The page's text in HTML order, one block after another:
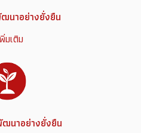
นาอย่างยั่งยืน
มเติม
ฒนาอย่างยั่งยืน